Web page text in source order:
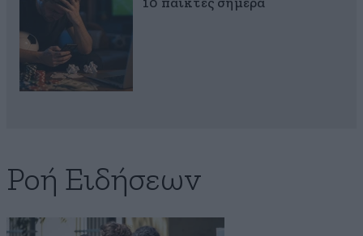
10 παίκτες σήμερα
Ροή Ειδήσεων